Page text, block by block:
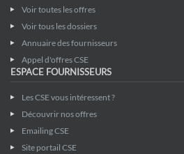
Voir toutes les offres
Voir tous les dossiers
Annuaire des fournisseurs
Appel d'offres CSE
ESPACE FOURNISSEURS
Les CSE vous intéressent ?
Découvrir nos offres
Emailing CSE
Site portail CSE